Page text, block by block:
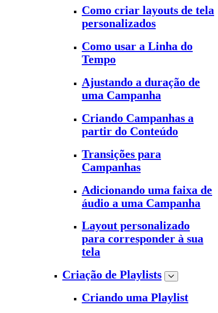
Como criar layouts de tela
personalizados
Como usar a Linha do
Tempo
Ajustando a duração de
uma Campanha
Criando Campanhas a
partir do Conteúdo
Transições para
Campanhas
Adicionando uma faixa de
áudio a uma Campanha
Layout personalizado
para corresponder à sua
tela
Criação de Playlists
Criando uma Playlist